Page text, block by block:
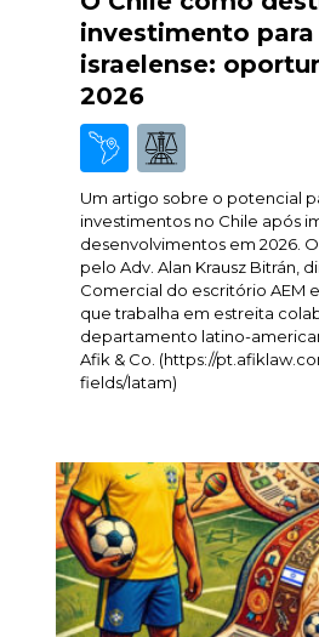
investimento
israelense:
2026
Um artigo sobre o potencial
investimentos no Chile após
desenvolvimentos em 2026.
pelo Adv. Alan Krausz Bitrán,
Comercial do escritório AEM
que trabalha em estreita
departamento latino-
Afik & Co. (https://
fields/latam)